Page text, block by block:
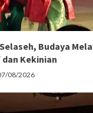
Budaya
Kekinian
08/2026